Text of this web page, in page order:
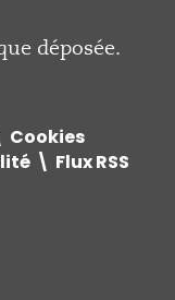
déposée.
Cookies
Flux RSS